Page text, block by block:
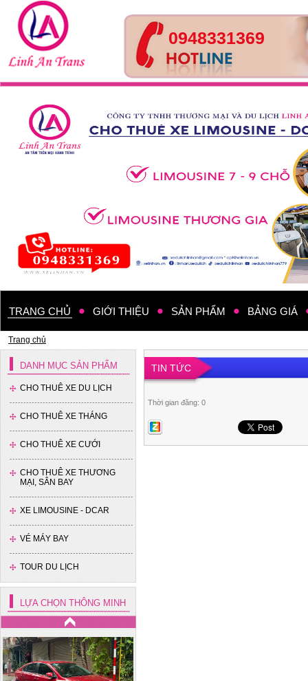
0948331369
TRANG CHỦ GIỚI THIỆU SẢN PHẨM BẢNG GIÁ
Trang chủ
DANH MỤC SẢN PHẨM
CHO THUÊ XE DU LỊCH
CHO THUÊ XE THÁNG
CHO THUÊ XE CƯỚI
CHO THUÊ XE THƯƠNG
MẠI, SÂN BAY
XE LIMOUSINE - DCAR
VÉ MÁY BAY
TOUR DU LỊCH
LỰA CHỌN THÔNG MINH
Tour Huế- Đà Nẵng – Hội
An – 4 ngày 3 đêm
Xe 35 chỗ - Thaco
TIN TỨC
Thời gian đăng: 0